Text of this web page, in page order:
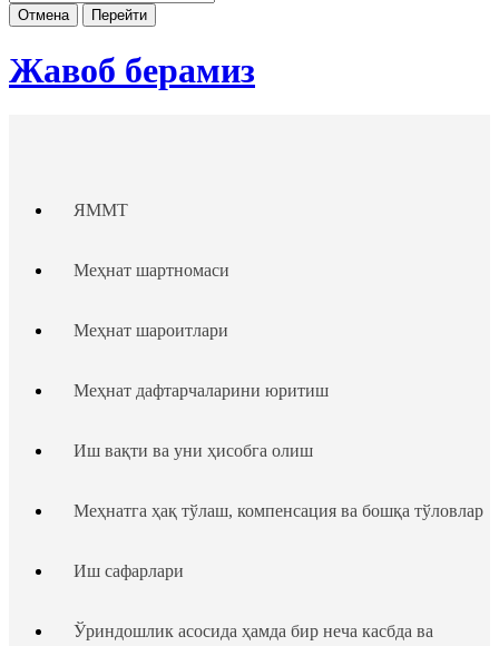
Отмена Перейти
Жавоб берамиз
ЯММТ
Меҳнат шартномаси
Меҳнат шароитлари
Меҳнат дафтарчаларини юритиш
Иш вақти ва уни ҳисобга олиш
Меҳнатга ҳақ тўлаш, компенсация ва бошқа тўловлар
Иш сафарлари
Ўриндошлик асосида ҳамда бир неча касбда ва